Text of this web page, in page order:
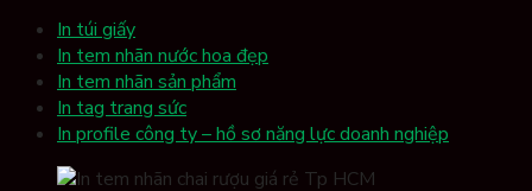
In túi giấy
In tem nhãn nước hoa đẹp
In tem nhãn sản phẩm
In tag trang sức
In profile công ty – hồ sơ năng lực doanh nghiệp